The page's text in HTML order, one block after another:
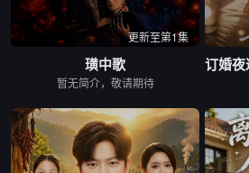
更新至第1集
璜中歌
暂无简介，敬请期待